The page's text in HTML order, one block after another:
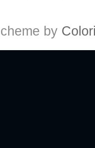
fais un petit après
by